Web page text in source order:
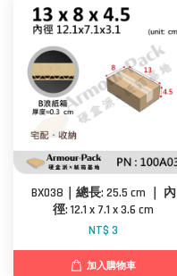
BX038｜總長: 25.5 cm ｜ 內
徑: 12.1 x 7.1 x 3.6 cm
NT$ 3
加入購物車